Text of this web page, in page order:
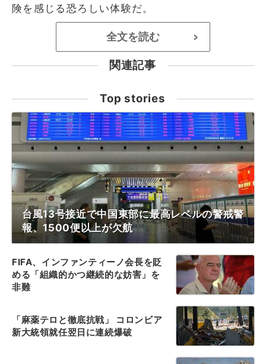
険を感じる恐ろしい体験だ。
全文を読む >
関連記事
Top stories
台風13号接近で中国東部に最高レベルの警戒警
報、1500便以上が欠航
FIFA、インファンティーノ会長を貶
める「組織的かつ継続的な妨害」を
非難
「麻薬テロと徹底抗戦」 コロンビア
新大統領就任翌日に連続爆破